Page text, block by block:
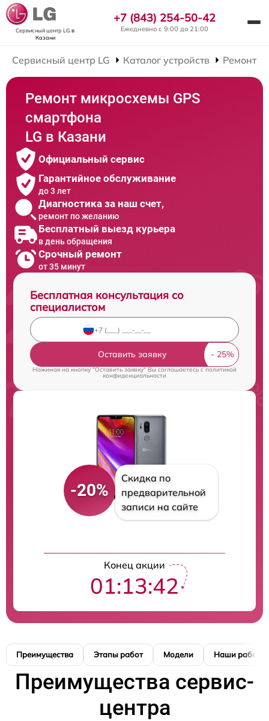
Сервисный центр LG в
Казани
+7 (843) 254-50-42
Ежедневно с 9:00 до 21:00
Сервисный центр LG Каталог устройств Ремонт
Ремонт микросхемы GPS
смартфона
LG в Казани
Официальный сервис
Гарантийное обслуживание
до 3 лет
Диагностика за наш счет,
ремонт по желанию
Бесплатный выезд курьера
в день обращения
Срочный ремонт
от 35 минут
Бесплатная консультация со
специалистом
Оставить заявку
Нажимая на кнопку "Оставить заявку" Вы соглашаетесь cполитикой
конфиденциальности
-20%
Скидка по
предварительной
записи на сайте
Конец акции
01:13:41
Преимущества Этапы работ Модели Наши работы
Преимущества сервис-
центра